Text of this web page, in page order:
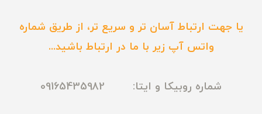
یا جهت ارتباط آسان تر و سریع تر، از طریق شماره
واتس آپ زیر با ما در ارتباط باشید...
شماره روبیکا و ایتا: 09165435982